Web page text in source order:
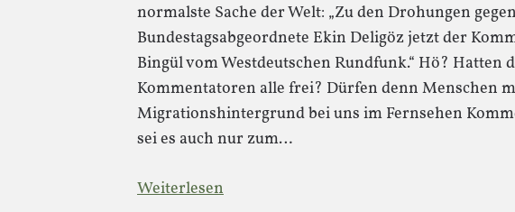
normalste Sache der Welt: „Zu den Drohungen
Bundestagsabgeordnete Ekin Deligöz jetzt der
Bingül vom Westdeutschen Rundfunk.“ Hö? Hatten
Kommentatoren alle frei? Dürfen denn Menschen
Migrationshintergrund bei uns im Fernsehen
sei es auch nur zum…
Weiterlesen